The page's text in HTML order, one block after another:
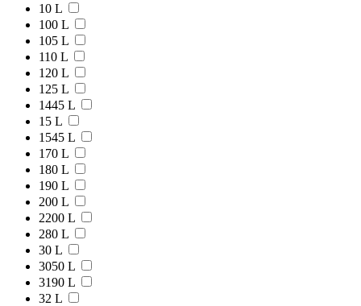
10 L
100 L
105 L
110 L
120 L
125 L
1445 L
15 L
1545 L
170 L
180 L
190 L
200 L
2200 L
280 L
30 L
3050 L
3190 L
32 L